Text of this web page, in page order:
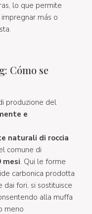
lo que permite
más o
Cómo se
produzione del
e
naturali di roccia
comune di
mesi. Qui le forme
carbonica prodotta
dai fori, si sostituisce
alla muffa
meno